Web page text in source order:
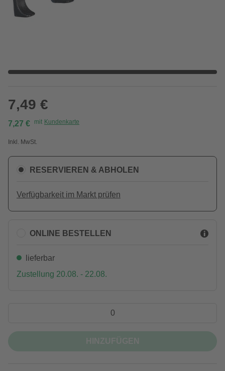
7,49 €
7,27 € mit Kundenkarte
Inkl. MwSt.
RESERVIEREN & ABHOLEN
Verfügbarkeit im Markt prüfen
ONLINE BESTELLEN
lieferbar
Zustellung 20.08. - 22.08.